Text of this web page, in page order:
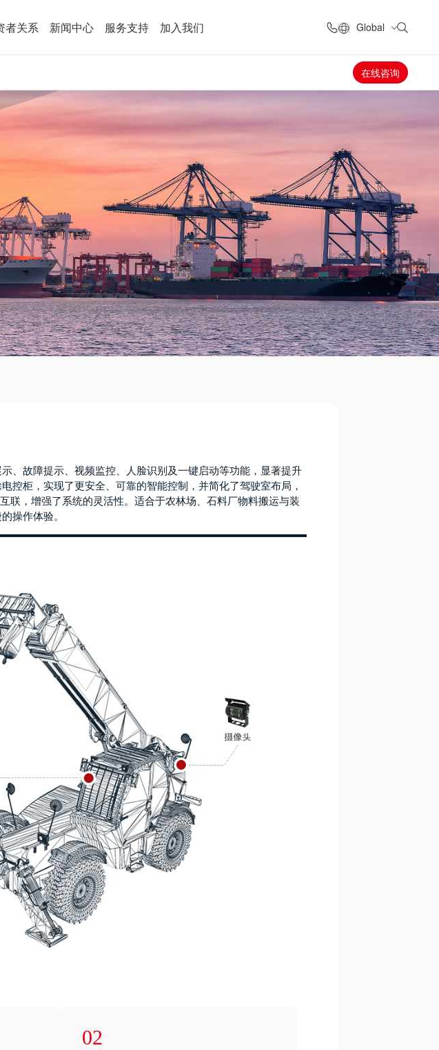
者关系 新闻中心 服务支持 加入我们 Global
在线咨询
、故障提示、视频监控、人脸识别及一键启动等功能，显著提升
控柜，实现了更安全、可靠的智能控制，并简化了驾驶室布局，
联，增强了系统的灵活性。适合于农林场、石料厂物料搬运与装
操作体验。
02